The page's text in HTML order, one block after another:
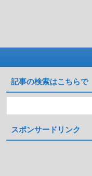
記事の検索はこちらで
スポンサードリンク